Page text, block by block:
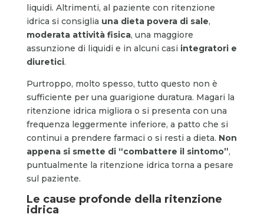
liquidi. Altrimenti, al paziente con ritenzione
idrica si consiglia una dieta povera di sale,
moderata attività fisica, una maggiore
assunzione di liquidi e in alcuni casi integratori e
diuretici.
Purtroppo, molto spesso, tutto questo non è
sufficiente per una guarigione duratura. Magari la
ritenzione idrica migliora o si presenta con una
frequenza leggermente inferiore, a patto che si
continui a prendere farmaci o si resti a dieta. Non
appena si smette di “combattere il sintomo”,
puntualmente la ritenzione idrica torna a pesare
sul paziente.
Le cause profonde della ritenzione
idrica